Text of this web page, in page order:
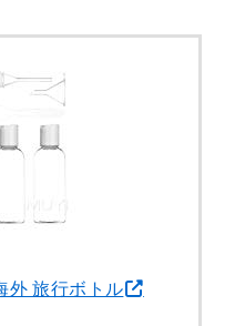
外 旅行ボトル